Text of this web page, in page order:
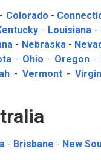
- Colorado -
- Louisiana -
- Nebraska-
- Ohio - Oregon -
- Vermont-
- Brisbane - New